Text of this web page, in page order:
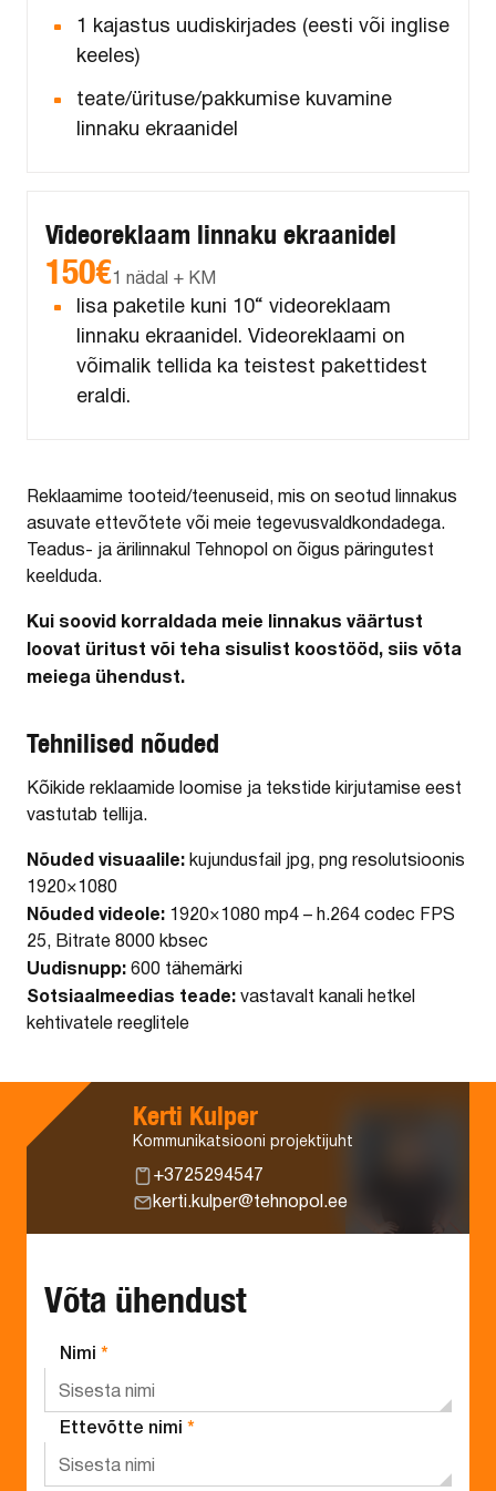
1 kajastus uudiskirjades (eesti või inglise
keeles)
teate/ürituse/pakkumise kuvamine
linnaku ekraanidel
Videoreklaam linnaku ekraanidel
150€1 nädal + KM
lisa paketile kuni 10“ videoreklaam
linnaku ekraanidel. Videoreklaami on
võimalik tellida ka teistest pakettidest
eraldi.
Reklaamime tooteid/teenuseid, mis on seotud linnakus
asuvate ettevõtete või meie tegevusvaldkondadega.
Teadus- ja ärilinnakul Tehnopol on õigus päringutest
keelduda.
Kui soovid korraldada meie linnakus väärtust
loovat üritust või teha sisulist koostööd, siis võta
meiega ühendust.
Tehnilised nõuded
Kõikide reklaamide loomise ja tekstide kirjutamise eest
vastutab tellija.
Nõuded visuaalile:kujundusfail jpg, png resolutsioonis
1920×1080
Nõuded videole: 1920×1080 mp4 – h.264 codec FPS
25, Bitrate 8000 kbsec
Uudisnupp:600 tähemärki
Sotsiaalmeedias teade:vastavalt kanali hetkel
kehtivatele reeglitele
Kerti Kulper
Kommunikatsiooni projektijuht
+3725294547
kerti.kulper@tehnopol.ee
Võta ühendust
Nimi *
Ettevõtte nimi *